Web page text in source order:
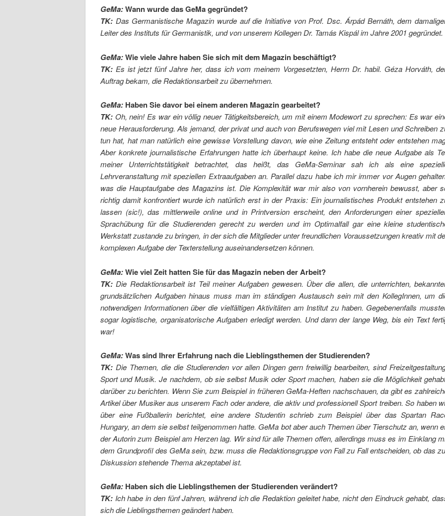
GeMa:Wann wurde das GeMa gegründet?
TK: Das Germanistische Magazin wurde auf die Initiative von Prof. Dsc. Árpád Bernáth, dem
Leiter des Instituts für Germanistik, und von unserem Kollegen Dr. Tamás Kispál im Jahre 2001 gegründet.
GeMa:Wie viele Jahre haben Sie sich mit dem Magazin beschäftigt?
TK: Es ist jetzt fünf Jahre her, dass ich vom meinem Vorgesetzten, Herrn Dr. habil. Géza Horváth,
Auftrag bekam, die Redaktionsarbeit zu übernehmen.
GeMa: Haben Sie davor bei einem anderen Magazin gearbeitet?
TK: Oh, nein! Es war ein völlig neuer Tätigkeitsbereich, um mit einem Modewort zu sprechen: Es war
neue Herausforderung. Als jemand, der privat und auch von Berufswegen viel mit Lesen und Schreiben
tun hat, hat man natürlich eine gewisse Vorstellung davon, wie eine Zeitung entsteht oder entstehen
Aber konkrete journalistische Erfahrungen hatte ich überhaupt keine. Ich habe die neue Aufgabe als
meiner Unterrichtstätigkeit betrachtet, das heißt, das GeMa-Seminar sah ich als eine
Lehrveranstaltung mit speziellen Extraaufgaben an. Parallel dazu habe ich mir immer vor Augen
was die Hauptaufgabe des Magazins ist. Die Komplexität war mir also von vornherein bewusst, aber
richtig damit konfrontiert wurde ich natürlich erst in der Praxis: Ein journalistisches Produkt entstehen
lassen (sic!), das mittlerweile online und in Printversion erscheint, den Anforderungen einer
Sprachübung für die Studierenden gerecht zu werden und im Optimalfall gar eine kleine
Werkstatt zustande zu bringen, in der sich die Mitglieder unter freundlichen Voraussetzungen kreativ mit
komplexen Aufgabe der Texterstellung auseinandersetzen können.
GeMa:Wie viel Zeit hatten Sie für das Magazin neben der Arbeit?
TK: Die Redaktionsarbeit ist Teil meiner Aufgaben gewesen. Über die allen, die unterrichten,
grundsätzlichen Aufgaben hinaus muss man im ständigen Austausch sein mit den KollegInnen, um
notwendigen Informationen über die vielfältigen Aktivitäten am Institut zu haben. Gegebenenfalls
sogar logistische, organisatorische Aufgaben erledigt werden. Und dann der lange Weg, bis ein Text
war!
GeMa:Was sind Ihrer Erfahrung nach die Lieblingsthemen der Studierenden?
TK: Die Themen, die die Studierenden vor allen Dingen gern freiwillig bearbeiten, sind
Sport und Musik. Je nachdem, ob sie selbst Musik oder Sport machen, haben sie die Möglichkeit
darüber zu berichten. Wenn Sie zum Beispiel in früheren GeMa-Heften nachschauen, da gibt es
Artikel über Musiker aus unserem Fach oder andere, die aktiv und professionell Sport treiben. So haben
über eine Fußballerin berichtet, eine andere Studentin schrieb zum Beispiel über das Spartan
Hungary, an dem sie selbst teilgenommen hatte. GeMa bot aber auch Themen über Tierschutz an, wenn
der Autorin zum Beispiel am Herzen lag. Wir sind für alle Themen offen, allerdings muss es im Einklang
dem Grundprofil des GeMa sein, bzw. muss die Redaktionsgruppe von Fall zu Fall entscheiden, ob das
Diskussion stehende Thema akzeptabel ist.
GeMa: Haben sich die Lieblingsthemen der Studierenden verändert?
TK: Ich habe in den fünf Jahren, während ich die Redaktion geleitet habe, nicht den Eindruck gehabt,
sich die Lieblingsthemen geändert haben.